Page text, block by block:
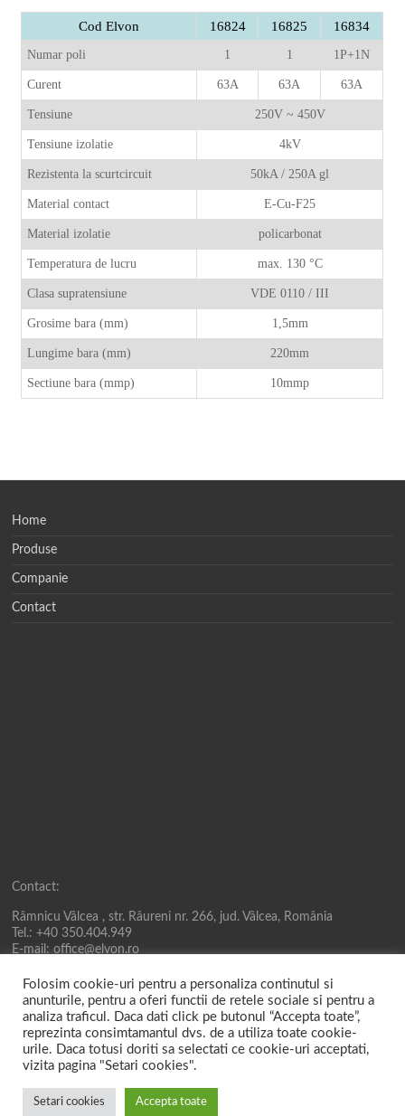
Cod Elvon 16824 16825 16834
Numar poli 1 1 1P+1N
Curent 63A 63A 63A
Tensiune 250V ~ 450V
Tensiune izolatie 4kV
Rezistenta la scurtcircuit 50kA / 250A gl
Material contact E-Cu-F25
Material izolatie policarbonat
Temperatura de lucru max. 130 °C
Clasa supratensiune VDE 0110 / III
Grosime bara (mm) 1,5mm
Lungime bara (mm) 220mm
Sectiune bara (mmp) 10mmp
Home
Produse
Companie
Contact
Contact:
Râmnicu Vâlcea , str. Râureni nr. 266, jud. Vâlcea, România
Tel.: +40 350.404.949
E-mail: office@elvon.ro
Drepturi de autor © 2026Elvon Electric. All rights reserved. Theme
ThemeGrill. Powered by:
Folosim cookie-uri pentru a personaliza continutul si
anunturile, pentru a oferi functii de retele sociale si pentru a
analiza traficul. Daca dati click pe butonul “Accepta toate”,
reprezinta consimtamantul dvs. de a utiliza toate cookie-
urile. Daca totusi doriti sa selectati ce cookie-uri acceptati,
vizita pagina "Setari cookies".
Setari cookies Accepta toate